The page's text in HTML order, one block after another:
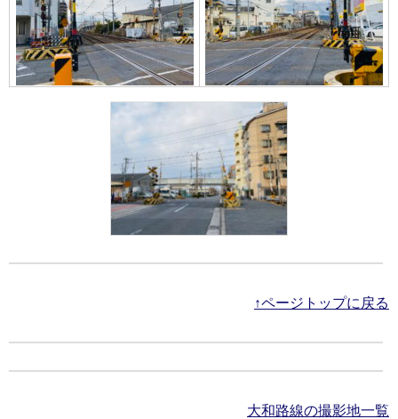
↑ページトップに戻る
大和路線の撮影地一覧